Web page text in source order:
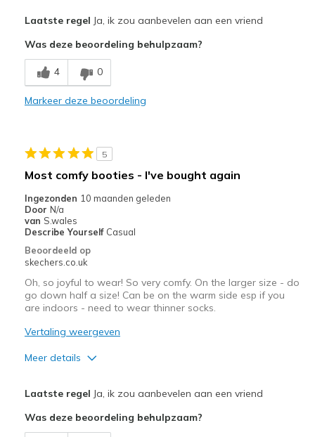
Width
Sizing
Laatste regel Ja, ik zou aanbevelen aan een vriend
Was deze beoordeling behulpzaam?
4 0
Markeer deze beoordeling
5
Most comfy booties - I've bought again
Ingezonden 10 maanden geleden
Door N/a
van S.wales
Describe Yourself Casual
Beoordeeld op
skechers.co.uk
Oh, so joyful to wear! So very comfy. On the larger size - do
go down half a size! Can be on the warm side esp if you
are indoors - need to wear thinner socks.
Vertaling weergeven
Meer details
Comfortable
Laatste regel Ja, ik zou aanbevelen aan een vriend
Was deze beoordeling behulpzaam?